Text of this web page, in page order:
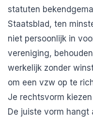
statuten
Staatsblad, ten
niet persoonlijk in
vereniging,
werkelijk zonder
om een vzw op te
Je rechtsvorm
De juiste vorm